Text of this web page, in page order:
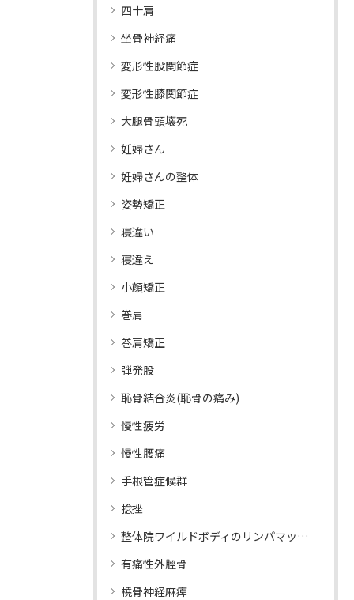
四十肩
坐骨神経痛
変形性股関節症
変形性膝関節症
大腿骨頭壊死
妊婦さん
妊婦さんの整体
姿勢矯正
寝違い
寝違え
小顔矯正
巻肩
巻肩矯正
弾発股
恥骨結合炎(恥骨の痛み)
慢性疲労
慢性腰痛
手根管症候群
捻挫
整体院ワイルドボディのリンパマッサージ
有痛性外脛骨
橈骨神経麻痺